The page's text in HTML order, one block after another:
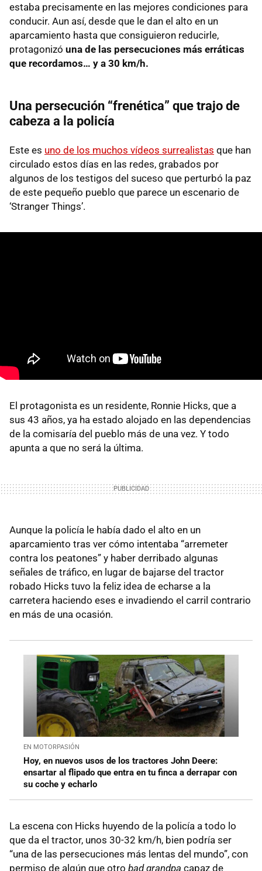
estaba precisamente en las mejores condiciones para
conducir. Aun así, desde que le dan el alto en un
aparcamiento hasta que consiguieron reducirle,
protagonizó una de las persecuciones más erráticas
que recordamos… y a 30 km/h.
Una persecución “frenética” que trajo de
cabeza a la policía
Este es uno de los muchos vídeos surrealistas que han
circulado estos días en las redes, grabados por
algunos de los testigos del suceso que perturbó la paz
de este pequeño pueblo que parece un escenario de
‘Stranger Things’.
El protagonista es un residente, Ronnie Hicks, que a
sus 43 años, ya ha estado alojado en las dependencias
de la comisaría del pueblo más de una vez. Y todo
apunta a que no será la última.
Aunque la policía le había dado el alto en un
aparcamiento tras ver cómo intentaba “arremeter
contra los peatones” y haber derribado algunas
señales de tráfico, en lugar de bajarse del tractor
robado Hicks tuvo la feliz idea de echarse a la
carretera haciendo eses e invadiendo el carril contrario
en más de una ocasión.
EN MOTORPASIÓN
Hoy, en nuevos usos de los tractores John Deere:
ensartar al flipado que entra en tu finca a derrapar con
su coche y echarlo
La escena con Hicks huyendo de la policía a todo lo
que da el tractor, unos 30-32 km/h, bien podría ser
“una de las persecuciones más lentas del mundo”, con
permiso de algún que otro bad grandpa capaz de